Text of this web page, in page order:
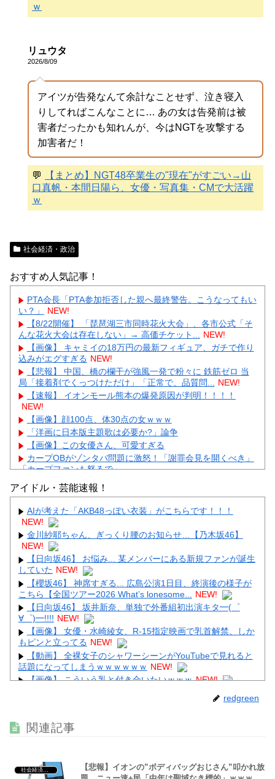
ｗ
リュウタ
2026/8/09
アイツが告発なんて余計なことせず、泣き寝入
りしてればこんなことに… あの女は告発前は被
害者だったかも知れんが、今はNGTを攻撃する
加害者だ！
💬
【まとめ】NGT48卒業生の"現在"がすごい→山
口真帆・本間日陽ら、女優・写真集・CMで大活躍
ｗ
社会経済・政治
おすすめ人気記事！
PTA会長「PTA参加拒否した親へ最終警告。こうなってもい
い？」
NEW!
【8/22開催】 「琵琶湖三市同時花火大会」、各市公式「そ
んな花火大会は存在しない」→ 高価チケット...
NEW!
【画像】 キャミイの18万円の最新フィギュア、ガチで作り
込みがエグすぎる NEW!
【悲報】 中国、橋の欄干が強風一発で粉々に 鉄筋ゼロ 当
局「接着剤でくっつけただけ」「正常で、品質問...
NEW!
【速報】 イオンモール熊本の爆発原因が判明！！！！
NEW!
【画像】顔100点、体30点の女ｗｗｗ
「洋画に日本版主題歌は必要か?」論争
【画像】この女優さん、可愛すぎる
カープOBがゾンタバ問題に激怒！「謝罪会見を開くべき」
「カープファンも怒るで」
【画像】顔100点、体30点の女ｗｗｗ
Powered by livedoor 相互RSS
アイドル・芸能速報！
AIが考えた「AKB48っぽい衣装」がこちらです！！！
NEW!
金川紗耶ちゃん、ぎっくり腰のお知らせ…【乃木坂46】
NEW!
【日向坂46】 お悩み... 某メンバーにある新規ファンが誕生
していた NEW!
【櫻坂46】 神席すぎる... 広島公演1日目、終演後の様子が
こちら【全国ツアー2026 What’s lonesome...
NEW!
【日向坂46】 坂井新奈、単独で外番組初出演キタ━(゜
∀゜)━!!!! NEW!
【画像】 女優・水崎綾女、R-15指定映画で乳首解禁、しか
もピンと立ってる NEW!
【動画】 全裸女子のシャワーシーンがYouTubeで見れると
話題になってしまうｗｗｗｗｗｗ NEW!
【画像】 こういう乳と付き合いたいｗｗｗ NEW!
【画像】 Instagram女子さん、がっつりマンスジ写してて
れない美貌」とSNSざわつく
redgreen
関連記事
【悲報】イオンの”ボディバッグおじさん”叩かれ放